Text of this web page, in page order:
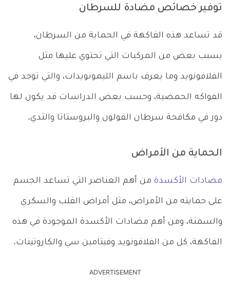
توفير خصائص مضادة للسرطان
قد تساعد هذه الفاكهة في الحماية من السرطان،
بسبب بعض من المركبات التي تحتوي عليها مثل
الفلافونويد وما يعرف باسم الليمونويدات، والتي توجد في
الفواكه الحمضية، وحسب بعض الدراسات قد يكون لها
دور في مكافحة سرطان القولون والبروستاتا والثدي.
الحماية من الأمراض
مضادات الأكسدة من أهم العناصر التي تساعد الجسم
على حمايته من الأمراض، مثل أمراض القلب والسكري
والسمنة، ومن أهم مضادات الأكسدة الموجودة في هذه
الفاكهة، كل من الفلافونويد وفيتامين سي والكاروتينات.
ADVERTISEMENT